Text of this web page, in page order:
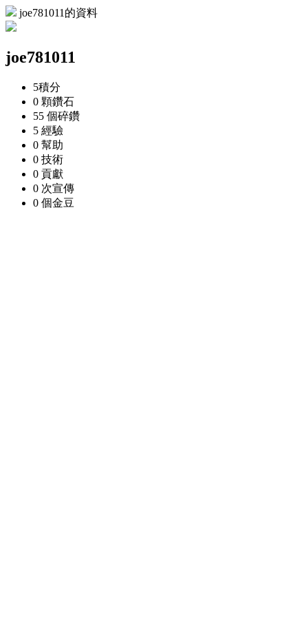
joe781011的資料
joe781011
5積分
0 顆鑽石
55 個碎鑽
5 經驗
0 幫助
0 技術
0 貢獻
0 次宣傳
0 個金豆